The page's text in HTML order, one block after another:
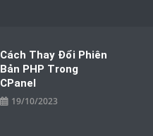
Cách Thay Đổi Phiên
Bản PHP Trong
CPanel
19/10/2023